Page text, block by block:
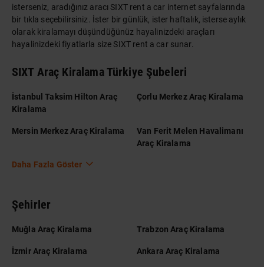
isterseniz, aradığınız aracı SIXT rent a car internet sayfalarında
bir tıkla seçebilirsiniz. İster bir günlük, ister haftalık, isterse aylık
olarak kiralamayı düşündüğünüz hayalinizdeki araçları
hayalinizdeki fiyatlarla size SIXT rent a car sunar.
SIXT Araç Kiralama Türkiye Şubeleri
İstanbul Taksim Hilton Araç
Kiralama
Çorlu Merkez Araç Kiralama
Mersin Merkez Araç Kiralama
Van Ferit Melen Havalimanı
Araç Kiralama
Daha Fazla Göster
Şehirler
Muğla Araç Kiralama Trabzon Araç Kiralama
İzmir Araç Kiralama Ankara Araç Kiralama